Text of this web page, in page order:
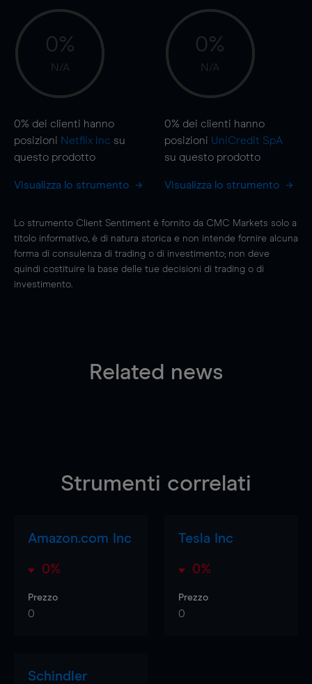
0%
N/A
0% dei clienti hanno
posizioni Netflix Inc su
questo prodotto
Visualizza lo strumento
0%
N/A
0% dei clienti hanno
posizioni UniCredit SpA
su questo prodotto
Visualizza lo strumento
Lo strumento Client Sentiment è fornito da CMC Markets solo a
titolo informativo, è di natura storica e non intende fornire alcuna
forma di consulenza di trading o di investimento; non deve
quindi costituire la base delle tue decisioni di trading o di
investimento.
Related news
Strumenti correlati
Amazon.com Inc
0%
Prezzo
0
Tesla Inc
0%
Prezzo
0
Schindler